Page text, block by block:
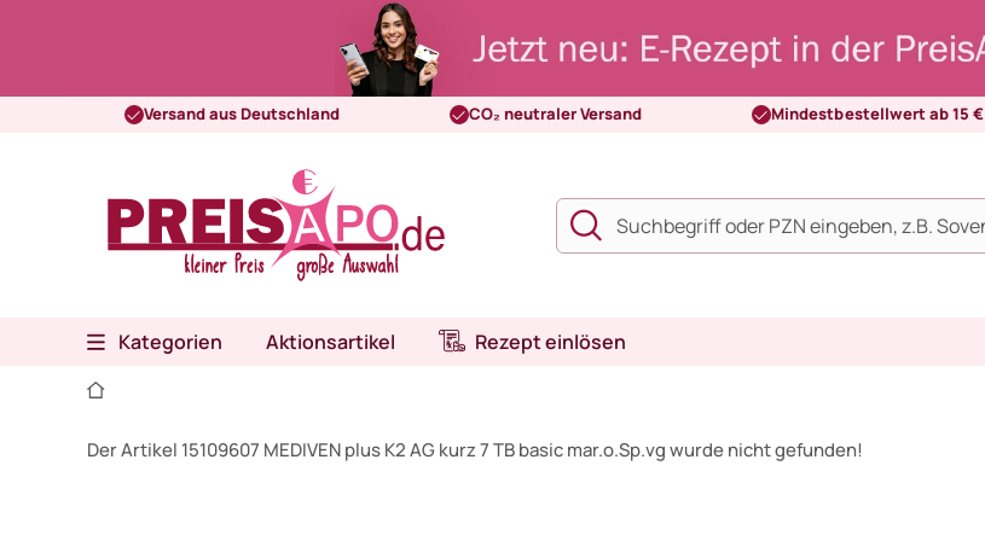
Versand aus Deutschland CO₂ neutraler Versand Mindestbestellwert ab 15 €
Kategorien Aktionsartikel Rezept einlösen
Der Artikel 15109607 MEDIVEN plus K2 AG kurz 7 TB basic mar.o.Sp.vg wurde nicht gefunden!